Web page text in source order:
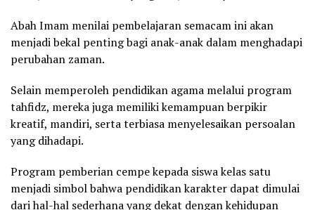
Abah Imam menilai pembelajaran semacam ini akan
menjadi bekal penting bagi anak-anak dalam menghadapi
perubahan zaman.
Selain memperoleh pendidikan agama melalui program
tahfidz, mereka juga memiliki kemampuan berpikir
kreatif, mandiri, serta terbiasa menyelesaikan persoalan
yang dihadapi.
Program pemberian cempe kepada siswa kelas satu
menjadi simbol bahwa pendidikan karakter dapat dimulai
dari hal-hal sederhana yang dekat dengan kehidupan